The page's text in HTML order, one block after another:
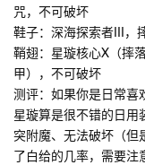
咒，不可破坏
鞋子：深海探索者III，
鞘翅：星璇核心X（摔
甲），不可破坏
测评：如果你是日常喜
星璇算是很不错的日用
突附魔、无法破坏（但
了白给的几率，需要